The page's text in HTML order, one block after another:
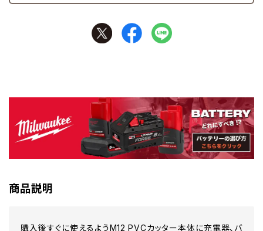
商品説明
購入後すぐに使えるようM12 PVCカッター本体に充電器、バ